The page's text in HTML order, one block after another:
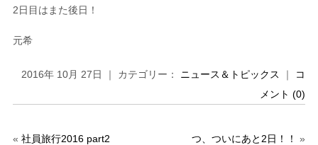
2日目はまた後日！
元希
2016年 10月 27日 ｜ カテゴリー： ニュース＆トピックス ｜ コ
メント (0)
« 社員旅行2016 part2 つ、ついにあと2日！！ »